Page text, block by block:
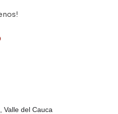
Valle del Cauca